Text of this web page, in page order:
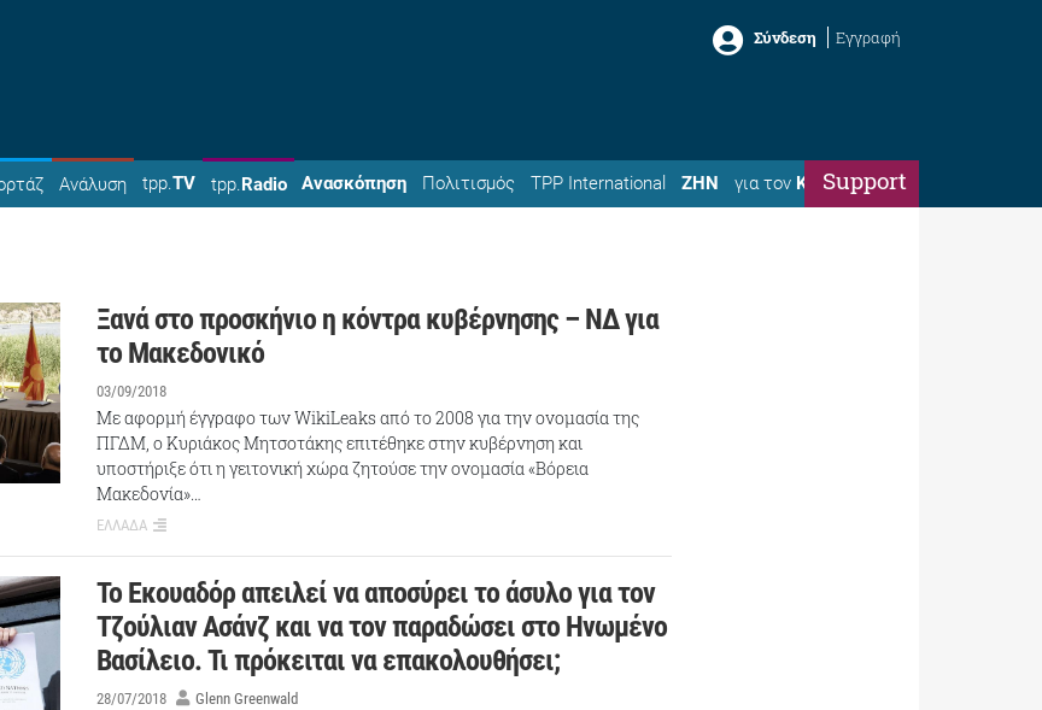
Σύνδεση Εγγραφή
Ανάλυση tpp.TV tpp.Radio Ανασκόπηση Πολιτισμός TPP International ΖΗΝ για τον ΚώσταSupport
Ξανά στο προσκήνιο η κόντρα κυβέρνησης – ΝΔ για
το Μακεδονικό
03/09/2018
Με αφορμή έγγραφο των WikiLeaks από το 2008 για την ονομασία της
ΠΓΔΜ, ο Κυριάκος Μητσοτάκης επιτέθηκε στην κυβέρνηση και
υποστήριξε ότι η γειτονική χώρα ζητούσε την ονομασία «Βόρεια
Μακεδονία»…
ΕΛΛΑΔΑ
Το Εκουαδόρ απειλεί να αποσύρει το άσυλο για τον
Τζούλιαν Ασάνζ και να τον παραδώσει στο Ηνωμένο
Βασίλειο. Τι πρόκειται να επακολουθήσει;
28/07/2018 Glenn Greenwald